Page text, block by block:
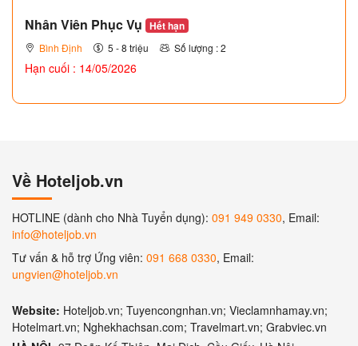
Nhân Viên Phục Vụ Hết hạn
Bình Định 5 - 8 triệu Số lượng : 2
Hạn cuối : 14/05/2026
Về Hoteljob.vn
HOTLINE (dành cho Nhà Tuyển dụng): 091 949 0330, Email:
info@hoteljob.vn
Tư vấn & hỗ trợ Ứng viên: 091 668 0330, Email:
ungvien@hoteljob.vn
Website: Hoteljob.vn; Tuyencongnhan.vn; Vieclamnhamay.vn;
Hotelmart.vn; Nghekhachsan.com; Travelmart.vn; Grabviec.vn